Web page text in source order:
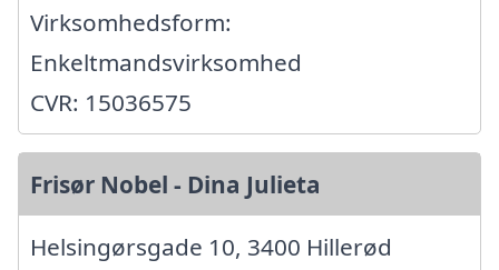
Virksomhedsform:
Enkeltmandsvirksomhed
CVR: 15036575
Frisør Nobel - Dina Julieta
Helsingørsgade 10, 3400 Hillerød